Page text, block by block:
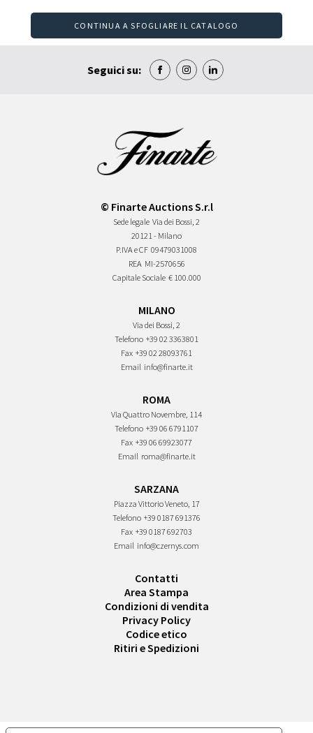
CONTINUA A SFOGLIARE IL CATALOGO
Seguici su:
© Finarte Auctions S.r.l
Sede legale Via dei Bossi, 2
20121 - Milano
P.IVA e CF 09479031008
REA MI-2570656
Capitale Sociale € 100.000
MILANO
Via dei Bossi, 2
Telefono +39 02 3363801
Fax +39 02 28093761
Email info@finarte.it
ROMA
Via Quattro Novembre, 114
Telefono +39 06 6791107
Fax +39 06 69923077
Email roma@finarte.it
SARZANA
Piazza Vittorio Veneto, 17
Telefono +39 0187 691376
Fax +39 0187 692703
Email info@czernys.com
Contatti
Area Stampa
Condizioni di vendita
Privacy Policy
Codice etico
Ritiri e Spedizioni